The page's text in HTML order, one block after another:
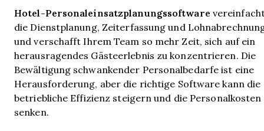
Hotel-Personaleinsatzplanungssoftware
die Dienstplanung, Zeiterfassung und
und verschafft Ihrem Team so mehr Zeit, sich auf ein
herausragendes Gästeerlebnis zu konzentrieren. Die
Bewältigung schwankender Personalbedarfe ist eine
Herausforderung, aber die richtige Software kann die
betriebliche Effizienz steigern und die Personalkosten
senken.